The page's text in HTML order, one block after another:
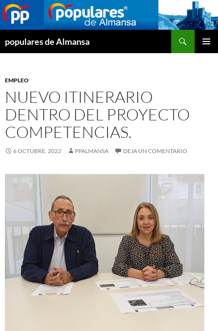
populares de Almansa
EMPLEO
NUEVO ITINERARIO
DENTRO DEL PROYECTO
COMPETENCIAS.
6 OCTUBRE, 2022 PPALMANSA DEJA UN COMENTARIO